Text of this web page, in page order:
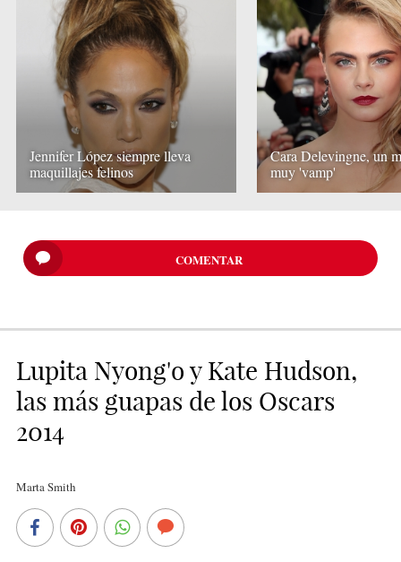
Jennifer López siempre lleva
maquillajes felinos
Cara Delevingne, un
muy 'vamp'
COMENTAR
Lupita Nyong'o y Kate Hudson,
las más guapas de los Oscars
2014
Marta Smith